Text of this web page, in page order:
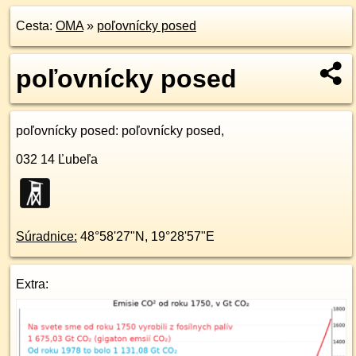
Cesta: OMA» poľovnícky posed
poľovnícky posed
poľovnícky posed: poľovnícky posed,
032 14 Ľubeľa
Súradnice: 48°58'27"N , 19°28'57"E
Extra: